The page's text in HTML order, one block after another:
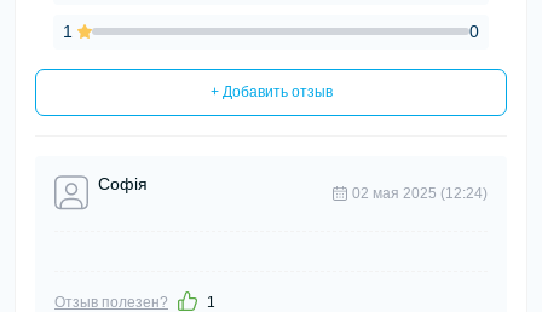
1 0
+ Добавить отзыв
Софія 02 мая 2025 (12:24)
Отзыв полезен? 1